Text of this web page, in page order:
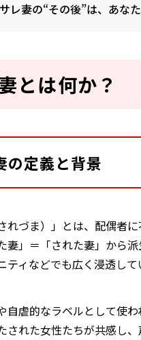
レ妻の“その後”は、あな
とは何か？
の定義と背景
れづま）」とは、配偶者
妻」＝「された妻」から
ティなどでも広く浸透して
自虐的なラベルとして使
された女性たちが共感し